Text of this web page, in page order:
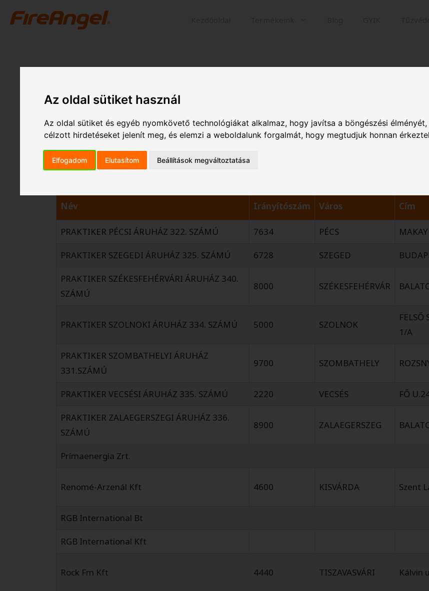
Az oldal sütiket használ
Az oldal sütiket és egyéb nyomkövető technológiákat alkalmaz, hogy javítsa a böngészési
célzott hirdetéseket jelenít meg, és elemzi a weboldalunk forgalmát, hogy megtudjuk honnan
Elfogadom Elutasítom Beállítások megváltoztatása
Viszonteladók
Search
Név Irányítószám Város Cím
PRAKTIKER PÉCSI ÁRUHÁZ 322. SZÁMÚ 7634 PÉCS
PRAKTIKER SZEGEDI ÁRUHÁZ 325. SZÁMÚ 6728 SZEGED
PRAKTIKER SZÉKESFEHÉRVÁRI ÁRUHÁZ 340.
SZÁMÚ
8000 SZÉKESFEHÉRVÁR
PRAKTIKER SZOLNOKI ÁRUHÁZ 334. SZÁMÚ 5000 SZOLNOK
FELSŐ
1/A
PRAKTIKER SZOMBATHELYI ÁRUHÁZ
331.SZÁMÚ
9700 SZOMBATHELY
PRAKTIKER VECSÉSI ÁRUHÁZ 335. SZÁMÚ 2220 VECSÉS FŐ
PRAKTIKER ZALAEGERSZEGI ÁRUHÁZ 336.
SZÁMÚ
8900 ZALAEGERSZEG
Prímaenergia Zrt.
Renomé-Arzenál Kft 4600 KISVÁRDA Szent
RGB International Bt
RGB International Kft
Rock Fm Kft 4440 TISZAVASVÁRI Kálvin